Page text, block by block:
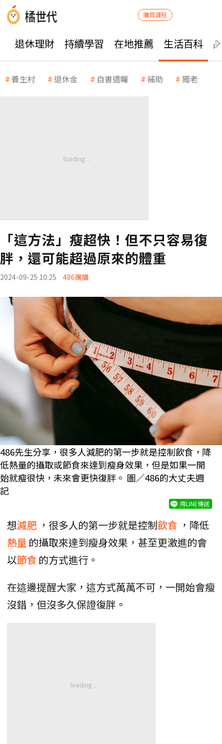
購買課程
退休理財 持續學習 在地推薦 生活百科
養生村 退休金 自書遺囑 補助 獨老
「這方法」瘦超快！但不只容易復
胖，還可能超過原來的體重
2024-09-25 10:25 486團購
486先生分享，很多人減肥的第一步就是控制飲食，降
低熱量的攝取或節食來達到瘦身效果，但是如果一開
始就瘦很快，未來會更快復胖。 圖／486的大丈夫週
記
用LINE傳送
想減肥 ，很多人的第一步就是控制飲食 ，降低
熱量 的攝取來達到瘦身效果，甚至更激進的會
以節食的方式進行。
在這邊提醒大家，這方式萬萬不可，一開始會瘦
沒錯，但沒多久保證復胖。